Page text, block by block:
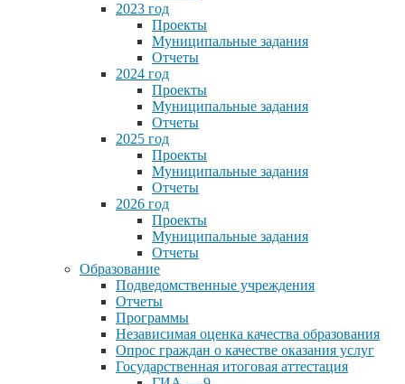
2023 год
Проекты
Муниципальные задания
Отчеты
2024 год
Проекты
Муниципальные задания
Отчеты
2025 год
Проекты
Муниципальные задания
Отчеты
2026 год
Проекты
Муниципальные задания
Отчеты
Образование
Подведомственные учреждения
Отчеты
Программы
Независимая оценка качества образования
Опрос граждан о качестве оказания услуг
Государственная итоговая аттестация